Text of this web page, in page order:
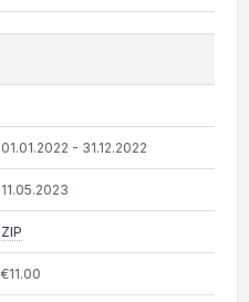
01.01.2022 - 31.12.2022
11.05.2023
ZIP
€11.00